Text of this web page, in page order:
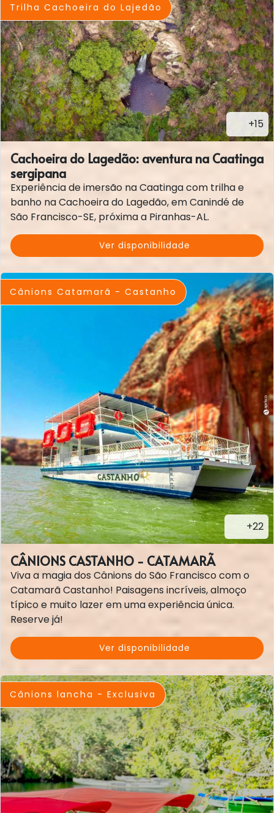
Trilha Cachoeira do Lajedão
+15
Cachoeira do Lagedão: aventura na Caatinga
sergipana
Experiência de imersão na Caatinga com trilha e
banho na Cachoeira do Lagedão, em Canindé de
São Francisco-SE, próxima a Piranhas-AL.
Ver disponibilidade
Cânions Catamarã - Castanho
+22
CÂNIONS CASTANHO - CATAMARÃ
Viva a magia dos Cânions do São Francisco com o
Catamarã Castanho! Paisagens incríveis, almoço
típico e muito lazer em uma experiência única.
Reserve já!
Ver disponibilidade
Cânions lancha - Exclusiva